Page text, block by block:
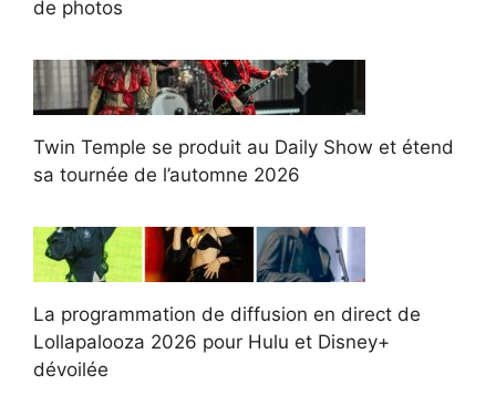
de photos
Twin Temple se produit au Daily Show et étend
sa tournée de l’automne 2026
La programmation de diffusion en direct de
Lollapalooza 2026 pour Hulu et Disney+
dévoilée